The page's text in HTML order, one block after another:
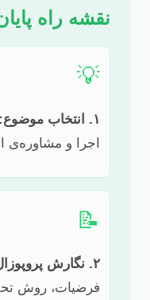
نقشه راه
💡
۱. انتخاب موضوع:
اجرا و مشاوره‌ی
📝
۲. نگارش پروپوزال:
فرضیات، روش